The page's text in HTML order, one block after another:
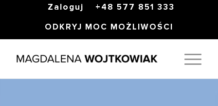
Zaloguj
+48 577 851 333
ODKRYJ MOC MOŻLIWOŚCI